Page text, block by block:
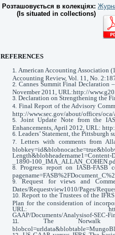
Розташовується в колекціях:
(Is situated in collections)
REFERENCES
American Accounting Association
Accounting Review, Vol. 11, No.
Cannes Summit Final
November 2011, URL:http://
Declaration on Strengthening the
Final Report of the Advisory
http://www.sec.gov/about/offices/
Joint Update Note from the
Enhancements, April 2012, URL:
Leaders’ Statement, the
Letters with comments from
_1890-
Progress report on IASB-FASB
Request for views and
Dates/Requestview1010/Pages/
Report to the Trustees of the
Plan for the consideration of
URL: http://www.ifrs.org/
GAAP/Documents/Analysisof-SEC-
The Norwalk